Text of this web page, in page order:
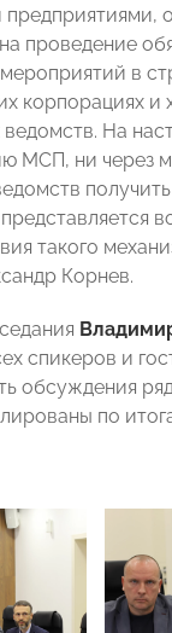
проведение
в
корпорациях и
ведомств. На
МСП, ни через
такого
Корнев.
спикеров и
обсуждения
по